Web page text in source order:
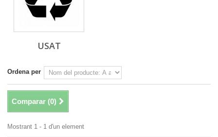
USAT
Ordena per
Comparar (0)
Mostrant 1 - 1 d'un element